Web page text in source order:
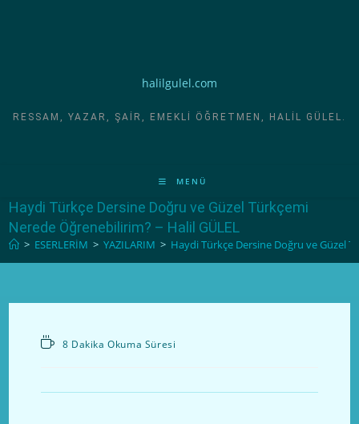
halilgulel.com
RESSAM, YAZAR, ŞAIR, EMEKLI ÖĞRETMEN, HALIL GÜLEL.
MENÜ
Haydi Türkçe Dersine Doğru ve Güzel Türkçemi
Nerede Öğrenebilirim? – Halil GÜLEL
> ESERLERİM > YAZILARIM > Haydi Türkçe Dersine Doğru ve Güzel
8 Dakika Okuma Süresi